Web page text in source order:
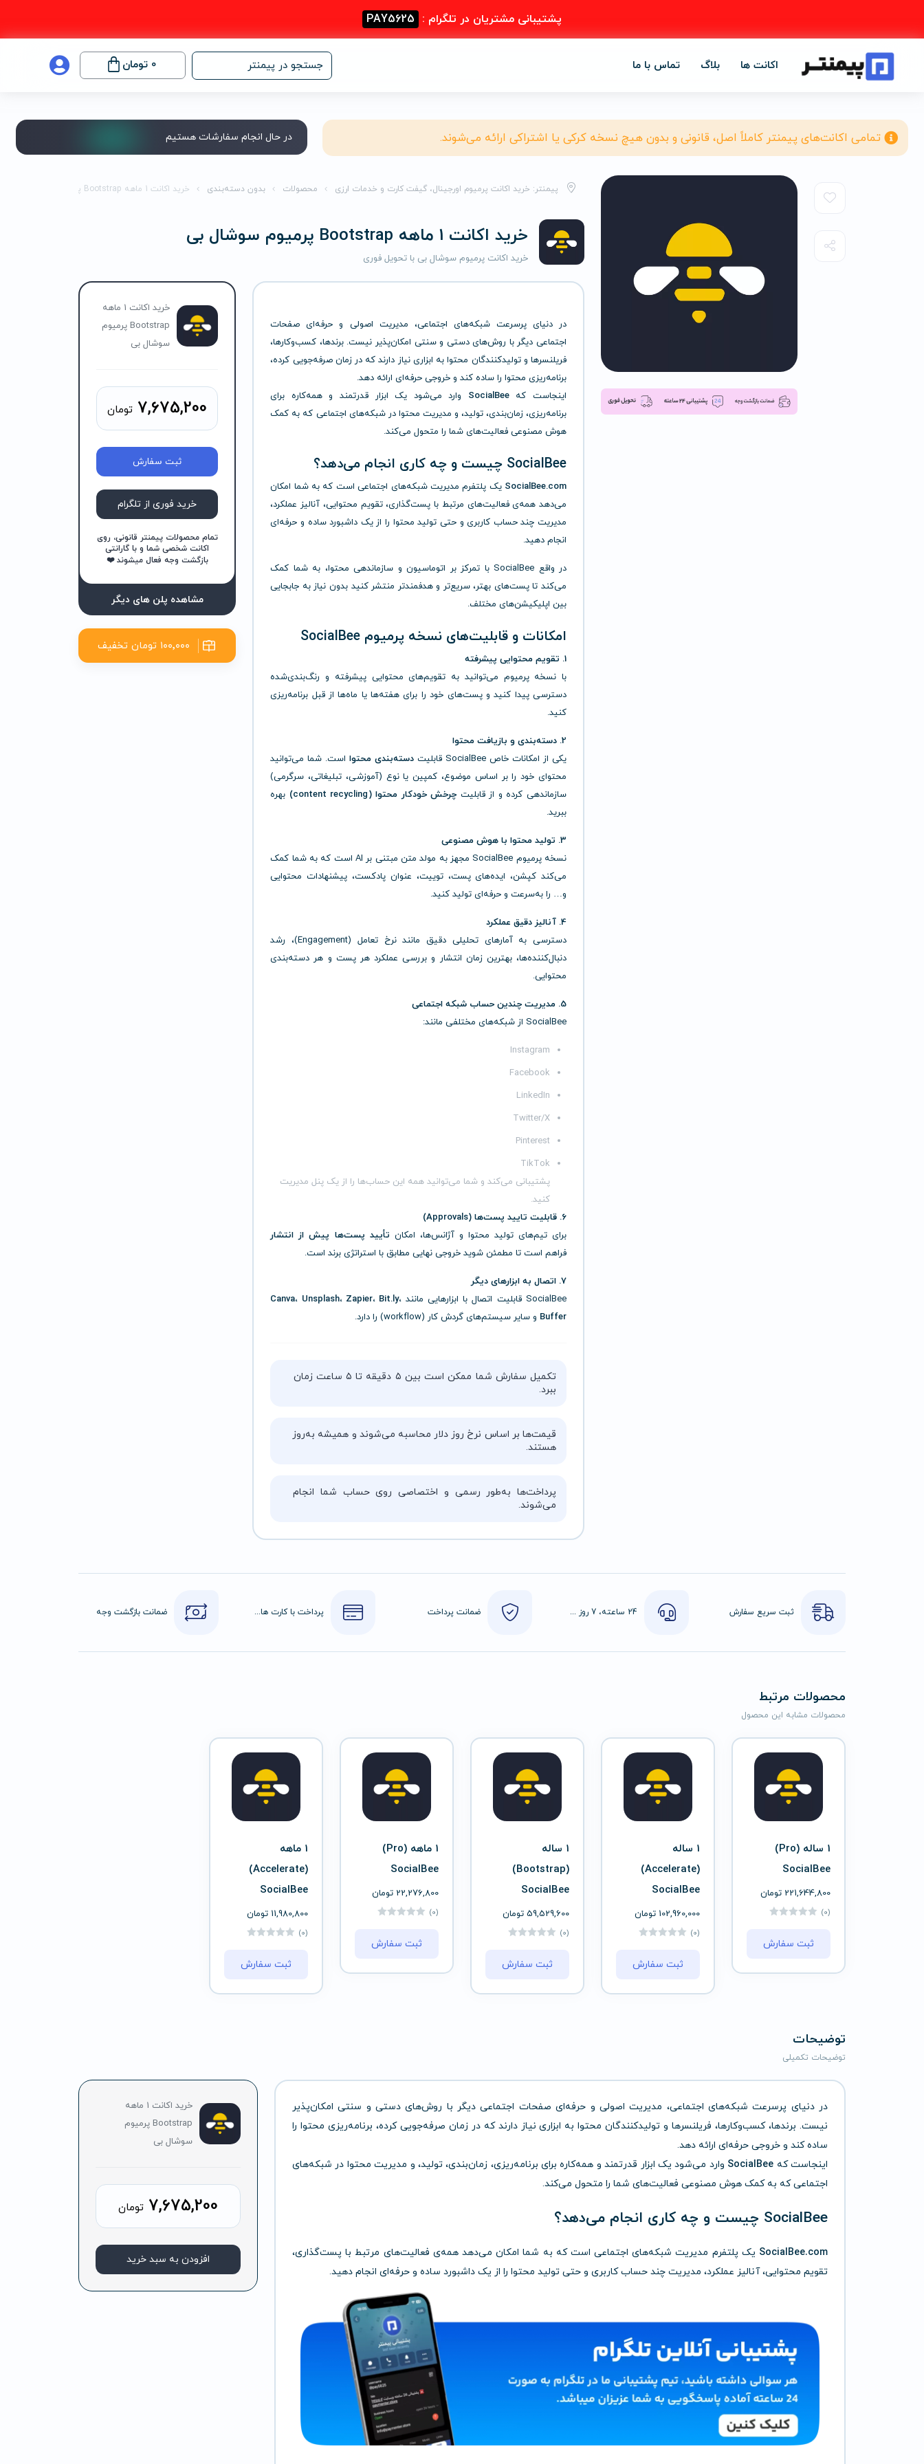
پشتیبانی مشتریان در تلگرام : PAY5625
اکانت ها بلاگ تماس با ما جستجو در پیمنتر 0 تومان
تمامی اکانت‌های پیمنتر کاملاً اصل، قانونی و بدون هیچ نسخه کرکی یا اشتراکی ارائه می‌شوند. در حال انجام سفارشات هستیم
پیمنتر: خرید اکانت پرمیوم اورجینال، گیفت کارت و خدمات ارزی محصولات بدون دسته‌بندی خرید اکانت 1 ماهه Bootstrap پرمیوم سوشال بی
خرید اکانت 1 ماهه Bootstrap پرمیوم سوشال بی
خرید اکانت پرمیوم سوشال بی با تحویل فوری
در دنیای پرسرعت شبکه‌های اجتماعی، مدیریت اصولی و حرفه‌ای صفحات
اجتماعی دیگر با روش‌های دستی و سنتی امکان‌پذیر نیست. برندها، کسب‌وکارها،
فریلنسرها و تولیدکنندگان محتوا به ابزاری نیاز دارند که در زمان صرفه‌جویی کرده،
برنامه‌ریزی محتوا را ساده کند و خروجی حرفه‌ای ارائه دهد.
اینجاست کهSocialBee وارد می‌شود یک ابزار قدرتمند و همه‌کاره برای
برنامه‌ریزی، زمان‌بندی، تولید، و مدیریت محتوا در شبکه‌های اجتماعی که به کمک
هوش مصنوعی فعالیت‌های شما را متحول می‌کند.
SocialBee چیست و چه کاری انجام می‌دهد؟
SocialBee.com یک پلتفرم مدیریت شبکه‌های اجتماعی است که به شما امکان
می‌دهد همه‌ی فعالیت‌های مرتبط با پست‌گذاری، تقویم محتوایی، آنالیز عملکرد،
مدیریت چند حساب کاربری و حتی تولید محتوا را از یک داشبورد ساده و حرفه‌ای
انجام دهید.
در واقع SocialBee با تمرکز بر اتوماسیون و سازماندهی محتوا، به شما کمک
می‌کند تا پست‌های بهتر، سریع‌تر و هدفمندتر منتشر کنید بدون نیاز به جابجایی
بین اپلیکیشن‌های مختلف.
امکانات و قابلیت‌های نسخه پرمیوم SocialBee
1. تقویم محتوایی پیشرفته
با نسخه پرمیوم می‌توانید به تقویم‌های محتوایی پیشرفته و رنگ‌بندی‌شده
دسترسی پیدا کنید و پست‌های خود را برای هفته‌ها یا ماه‌ها از قبل برنامه‌ریزی
کنید.
2. دسته‌بندی و بازیافت محتوا
یکی از امکانات خاص SocialBee قابلیت
دسته‌بندی محتوااست. شما می‌توانید
محتوای خود را بر اساس موضوع، کمپین یا نوع (آموزشی، تبلیغاتی، سرگرمی)
سازماندهی کرده و از قابلیت چرخش خودکار محتوا (content recycling)
بهره
ببرید.
3. تولید محتوا با هوش مصنوعی
نسخه پرمیوم SocialBee مجهز به مولد متن مبتنی بر AI است که به شما کمک
می‌کند کپشن، ایده‌های پست، توییت، عنوان پادکست، پیشنهادات محتوایی
و… را به‌سرعت و حرفه‌ای تولید کنید.
4. آنالیز دقیق عملکرد
دسترسی به آمارهای تحلیلی دقیق مانند نرخ تعامل (Engagement)، رشد
دنبال‌کننده‌ها، بهترین زمان انتشار و بررسی عملکرد هر پست و هر دسته‌بندی
محتوایی.
5. مدیریت چندین حساب شبکه اجتماعی
SocialBee از شبکه‌های مختلفی مانند:
Instagram
Facebook
LinkedIn
Twitter/X
Pinterest
TikTok
پشتیبانی می‌کند و شما می‌توانید همه این حساب‌ها را از یک پنل مدیریت
کنید.
6. قابلیت تایید پست‌ها (Approvals)
برای تیم‌های تولید محتوا و آژانس‌ها، امکان تأیید پست‌ها پیش از انتشار
فراهم است تا مطمئن شوید خروجی نهایی مطابق با استراتژی برند است.
7. اتصال به ابزارهای دیگر
SocialBee قابلیت اتصال با ابزارهایی مانند
Canva، Unsplash، Zapier، Bit.ly،
Buffer و سایر سیستم‌های گردش کار (workflow) را دارد.
تکمیل سفارش شما ممکن است بین ۵ دقیقه تا ۵ ساعت زمان
ببرد.
قیمت‌ها بر اساس نرخ روز دلار محاسبه می‌شوند و همیشه به‌روز
هستند.
پرداخت‌ها به‌طور رسمی و اختصاصی روی حساب شما انجام
می‌شوند.
خرید اکانت 1 ماهه
Bootstrap پرمیوم
سوشال بی
7,675,200 تومان
ثبت سفارش
خرید فوری از تلگرام
تمام محصولات پیمنتر قانونی، روی
اکانت شخصی شما و با گارانتی
بازگشت وجه فعال میشوند ❤️
مشاهده پلن های دیگر
۱۰۰٬۰۰۰ تومان تخفیف
ثبت سریع سفارش 24 ساعته، 7 روز هفته ضمانت پرداخت پرداخت با کارت های عضو شتاب ضمانت بازگشت وجه
محصولات مرتبط
محصولات مشابه این محصول
1 ساله (Pro)
SocialBee
221,644,800 تومان
(0)
ثبت سفارش
1 ساله
(Accelerate)
SocialBee
102,960,000 تومان
(0)
ثبت سفارش
1 ساله
(Bootstrap)
SocialBee
59,529,600 تومان
(0)
ثبت سفارش
1 ماهه (Pro)
SocialBee
22,276,800 تومان
(0)
ثبت سفارش
1 ماهه
(Accelerate)
SocialBee
11,980,800 تومان
(0)
ثبت سفارش
توضیحات
توضیحات تکمیلی
در دنیای پرسرعت شبکه‌های اجتماعی، مدیریت اصولی و حرفه‌ای صفحات اجتماعی دیگر با روش‌های دستی و سنتی امکان‌پذیر
نیست. برندها، کسب‌وکارها، فریلنسرها و تولیدکنندگان محتوا به ابزاری نیاز دارند که در زمان صرفه‌جویی کرده، برنامه‌ریزی محتوا را
ساده کند و خروجی حرفه‌ای ارائه دهد.
اینجاست که SocialBee وارد می‌شود یک ابزار قدرتمند و همه‌کاره برای برنامه‌ریزی، زمان‌بندی، تولید، و مدیریت محتوا در شبکه‌های
اجتماعی که به کمک هوش مصنوعی فعالیت‌های شما را متحول می‌کند.
SocialBee چیست و چه کاری انجام می‌دهد؟
SocialBee.com یک پلتفرم مدیریت شبکه‌های اجتماعی است که به شما امکان می‌دهد همه‌ی فعالیت‌های مرتبط با پست‌گذاری،
تقویم محتوایی، آنالیز عملکرد، مدیریت چند حساب کاربری و حتی تولید محتوا را از یک داشبورد ساده و حرفه‌ای انجام دهید.
خرید اکانت 1 ماهه
Bootstrap پرمیوم
سوشال بی
7,675,200 تومان
افزودن به سبد خرید